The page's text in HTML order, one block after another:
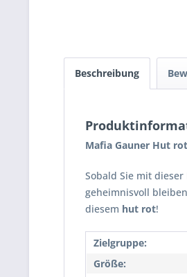
Beschreibung
Mafia Gauner Hut rot
Sobald Sie mit dieser
geheimnisvoll
diesem hut rot!
Zielgruppe:
Größe: